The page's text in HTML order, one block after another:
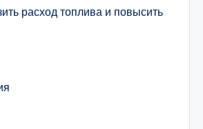
расход топлива и повысить